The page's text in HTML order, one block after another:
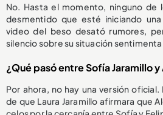
No. Hasta el momento, ninguno de
desmentido que esté iniciando
video del beso desató rumores,
silencio sobre su situación
¿Qué pasó entre Sofía Jaramillo y
Por ahora, no hay una versión
de que Laura Jaramillo afirmara que